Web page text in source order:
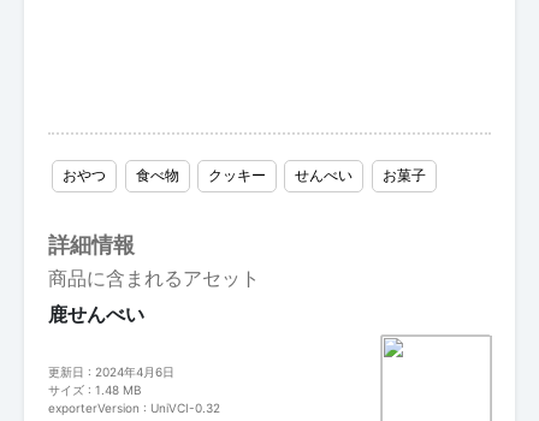
おやつ 食べ物 クッキー せんべい お菓子
詳細情報
商品に含まれるアセット
鹿せんべい
更新日 : 2024年4月6日
サイズ : 1.48 MB
exporterVersion : UniVCI-0.32